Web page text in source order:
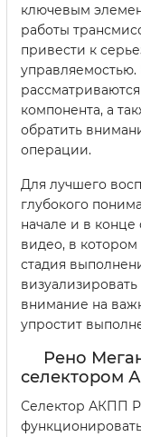
ключевым
работы
привести к
управляемостью.
компонента, а
обратить
операции.
Для лучшего
глубокого
начале и в
видео, в
стадия
внимание на
упростит
Рено
селектором
Селектор АКПП